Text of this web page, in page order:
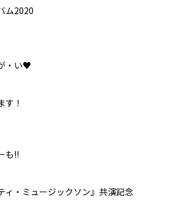
ム2020
・い♥
す！
も!!
ィ・ミュージックソン』共演記念